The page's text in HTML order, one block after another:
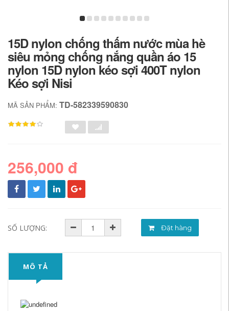
15D nylon chống thấm nước mùa hè
siêu mỏng chống nắng quần áo 15
nylon 15D nylon kéo sợi 400T nylon
Kéo sợi Nisi
MÃ SẢN PHẨM: TD-582339590830
256,000 đ
SỐ LƯỢNG: Đặt hàng
MÔ TẢ